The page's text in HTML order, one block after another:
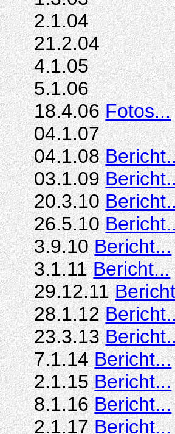
2.1.04
21.2.04
4.1.05
5.1.06
18.4.06Fotos...
04.1.07
04.1.08
03.1.09
20.3.10
26.5.10
3.9.10Bericht...
3.1.11Bericht...
29.12.11
28.1.12
23.3.13
7.1.14Bericht...
2.1.15Bericht...
8.1.16Bericht...
2.1.17Bericht...